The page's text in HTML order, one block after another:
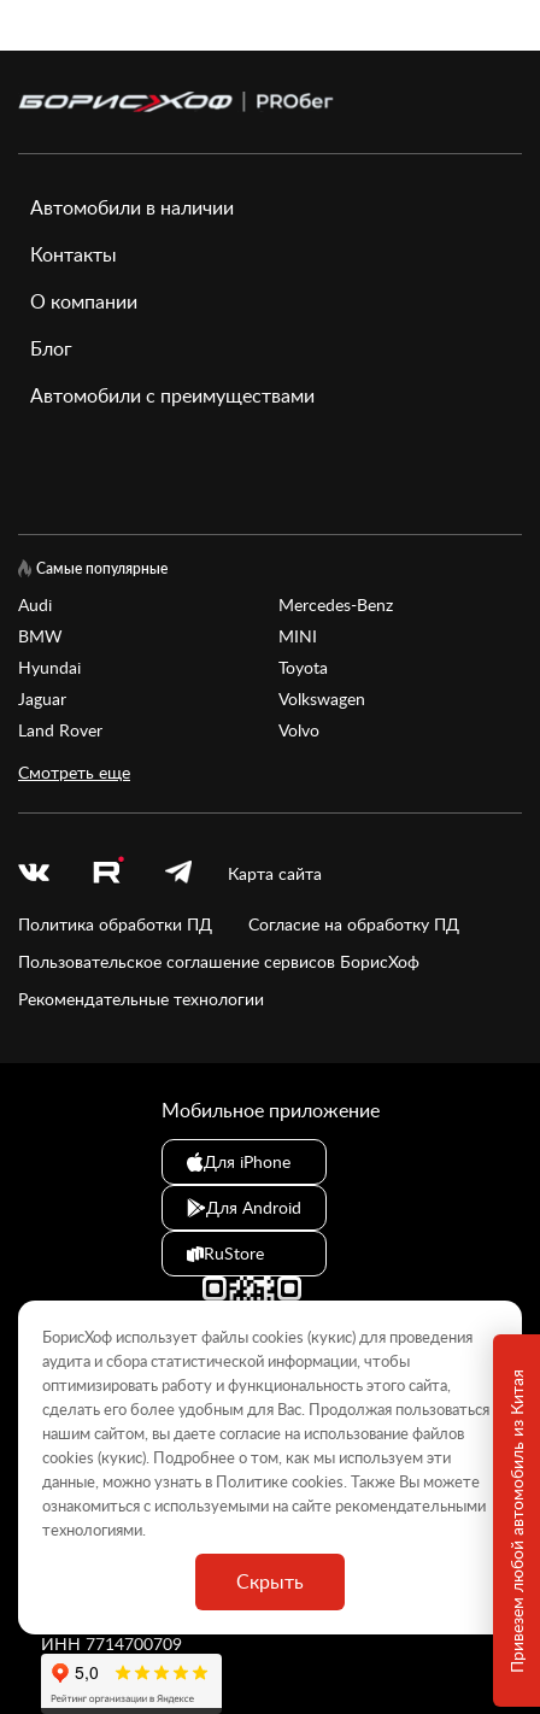
Привезем любой автомобиль из Китая
Автомобили в наличии
Контакты
О компании
Блог
Автомобили с преимуществами
Самые популярные
Audi
BMW
Hyundai
Jaguar
Land Rover
Mercedes-Benz
MINI
Toyota
Volkswagen
Volvo
Смотреть еще
Карта сайта
Политика обработки ПД
Согласие на обработку ПД
Пользовательское соглашение сервисов БорисХоф
Рекомендательные технологии
© 2009–2026
Данный интернет-сайт носит информационный характер и не
является публичной офертой, определяемой положениями Статьи
437 ГК РФ. Для получения подробной информации обращайтесь в
дилерские центры.
БорисХоф Холдинг»
ИНН 7714700709
Мобильное приложение
Для iPhone
Для Android
RuStore
БорисХоф использует файлы cookies (кукиc) для проведения
аудита и сбора статистической информации, чтобы
оптимизировать работу и функциональность этого сайта,
сделать его более удобным для Вас. Продолжая пользоваться
нашим сайтом, вы даете согласие на использование файлов
cookies (кукиc). Подробнее о том, как мы используем эти
данные, можно узнать в Политикеcookies. Также Вы можете
ознакомиться с используемыми на сайте рекомендательными
технологиями.
Скрыть